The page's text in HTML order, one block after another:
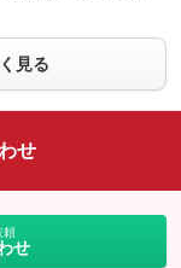
カメラ
り
り
ール
し
し
見る
せ
頼
せ